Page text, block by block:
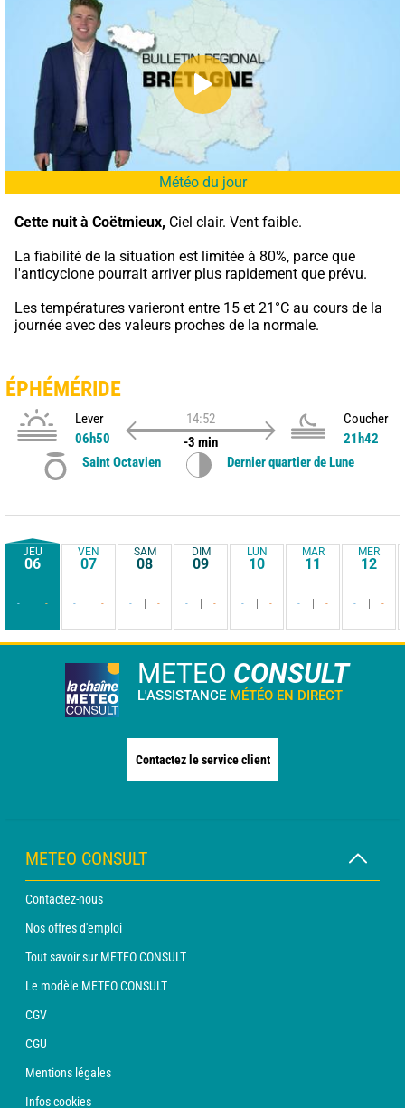
Météo du jour
Cette nuit à Coëtmieux, Ciel clair. Vent faible.
La fiabilité de la situation est limitée à 80%, parce que
l'anticyclone pourrait arriver plus rapidement que prévu.
Les températures varieront entre 15 et 21°C au cours de la
journée avec des valeurs proches de la normale.
ÉPHÉMÉRIDE
Lever
06h50
14:52
-3 min
Coucher
21h42
Saint Octavien
Dernier quartier de Lune
JEU
06
- -
VEN
07
- -
SAM
08
- -
DIM
09
- -
LUN
10
- -
MAR
11
- -
MER
12
- -
METEO CONSULT
L'ASSISTANCE MÉTÉO EN DIRECT
Contactez le service client
METEO CONSULT
Contactez-nous
Nos offres d'emploi
Tout savoir sur METEO CONSULT
Le modèle METEO CONSULT
CGV
CGU
Mentions légales
Infos cookies